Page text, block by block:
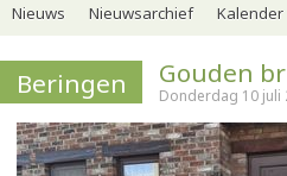
Nieuws Nieuwsarchief Kalender
Beringen Gouden
Donderdag 10 juli